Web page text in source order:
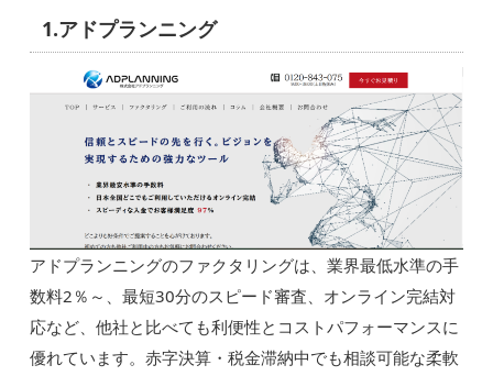
1.アドプランニング
アドプランニングのファクタリングは、業界最低水準の手
数料2％～、最短30分のスピード審査、オンライン完結対
応など、他社と比べても利便性とコストパフォーマンスに
優れています。赤字決算・税金滞納中でも相談可能な柔軟